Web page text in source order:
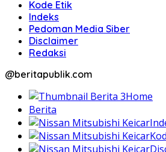
Kode Etik
Indeks
Pedoman Media Siber
Disclaimer
Redaksi
@beritapublik.com
Home
Berita